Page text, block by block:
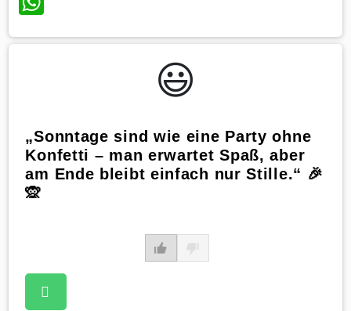
😃️
„Sonntage sind wie eine Party ohne
Konfetti – man erwartet Spaß, aber
am Ende bleibt einfach nur Stille.“ 🎉
🙊